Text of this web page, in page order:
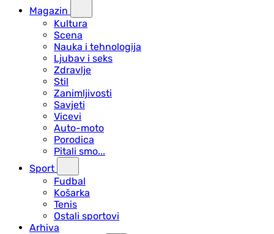
Magazin
Kultura
Scena
Nauka i tehnologija
Ljubav i seks
Zdravlje
Stil
Zanimljivosti
Savjeti
Vicevi
Auto-moto
Porodica
Pitali smo...
Sport
Fudbal
Košarka
Tenis
Ostali sportovi
Arhiva